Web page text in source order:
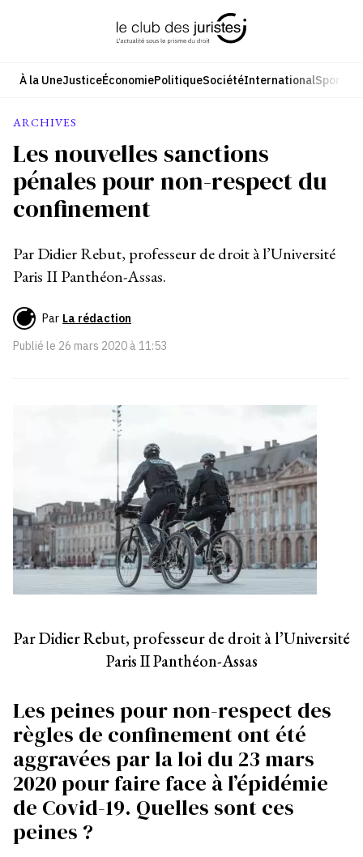
À la UneJusticeÉconomiePolitiqueSociétéInternationalSport
ARCHIVES
Les nouvelles sanctions
pénales pour non-respect du
confinement
Par Didier Rebut, professeur de droit à l’Université
Paris II Panthéon-Assas.
Par La rédaction
Publié le 26 mars 2020 à 11:53
Par Didier Rebut, professeur de droit à l’Université
Paris II Panthéon-Assas
Les peines pour non-respect des
règles de confinement ont été
aggravées par la loi du 23 mars
2020 pour faire face à l’épidémie
de Covid-19. Quelles sont ces
peines ?